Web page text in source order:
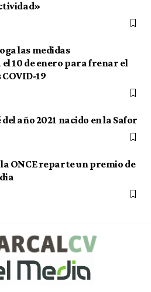
las medidas
10 de enero para frenar el
19
año 2021 nacido en la Safor
ONCE reparte un premio de